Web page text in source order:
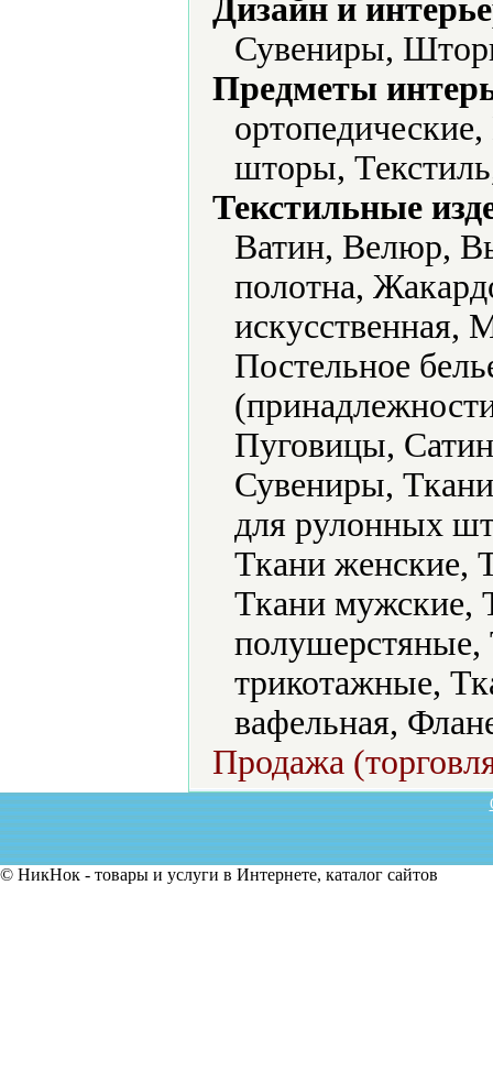
Дизайн и
Сувениры,
Предметы
шторы,
Текстильные
Ватин, Велюр,
полотна,
искусственная,
Постельное
Пуговицы,
Сувениры,
для рулонных
Ткани женские,
Ткани мужские,
полушерстяные,
трикотажные,
вафельная,
Продажа
© НикНок - товары и услуги в Интернете, каталог сайтов